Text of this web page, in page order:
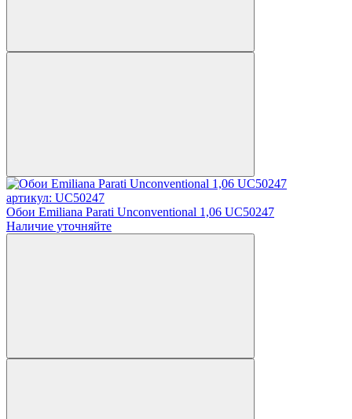
артикул: UC50247
Обои Emiliana Parati Unconventional 1,06 UC50247
Наличие уточняйте